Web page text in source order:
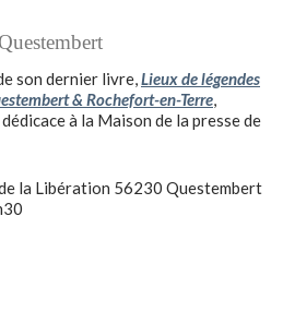
son dernier livre,Lieux de légendes
& Rochefort-en-Terre,
à la Maison de la presse de
la Libération 56230 Questembert